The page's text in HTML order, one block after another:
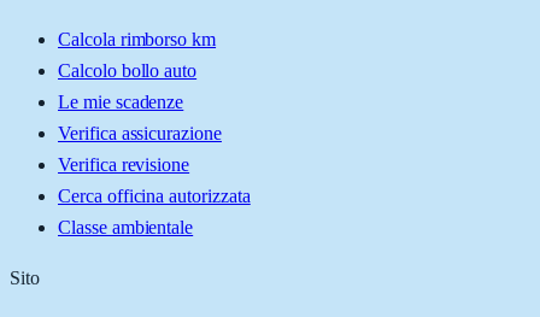
Calcola rimborso km
Calcolo bollo auto
Le mie scadenze
Verifica assicurazione
Verifica revisione
Cerca officina autorizzata
Classe ambientale
Sito